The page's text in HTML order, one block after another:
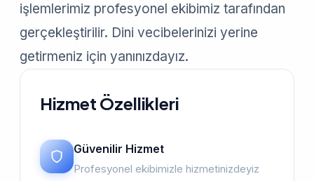
işlemlerimiz profesyonel ekibimiz tarafından
gerçekleştirilir. Dini vecibelerinizi yerine
getirmeniz için yanınızdayız.
Hizmet Özellikleri
Güvenilir Hizmet
Profesyonel ekibimizle hizmetinizdeyiz